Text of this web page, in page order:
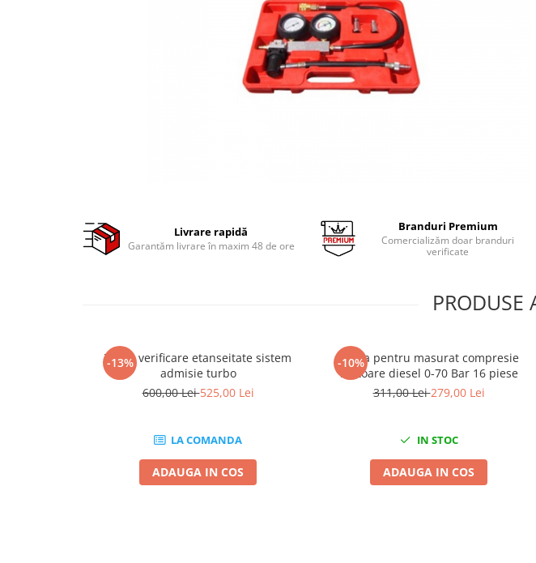
Echipamente De Sudura
Sudura In Puncte
Redresoare,Roboti Pornire,Cabluri
Livrare rapidă
Garantăm livrare în maxim 48 de ore
Branduri Premium
Comercializăm doar branduri
verificate
PRODUSE
-13%
Trusa verificare etanseitate sistem
admisie turbo
600,00 Lei525,00 Lei
LA COMANDA
ADAUGA IN COS
-10%
Trusa pentru masurat compresie
motoare diesel 0-70 Bar 16 piese
311,00 Lei279,00 Lei
IN STOC
ADAUGA IN COS